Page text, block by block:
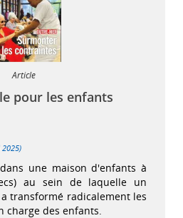
Article
pour les enfants
2025)
une maison d'enfants à
au sein de laquelle un
transformé radicalement les
charge des enfants.